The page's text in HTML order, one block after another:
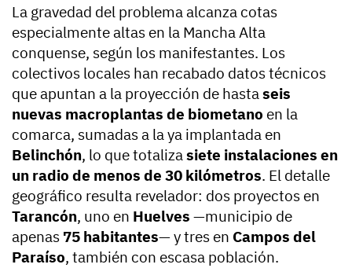
La gravedad del problema alcanza cotas
especialmente altas en la Mancha Alta
conquense, según los manifestantes. Los
colectivos locales han recabado datos técnicos
que apuntan a la proyección de hastaseis
nuevas macroplantas de biometano en la
comarca, sumadas a la ya implantada en
Belinchón, lo que totalizasiete instalaciones en
un radio de menos de 30 kilómetros. El detalle
geográfico resulta revelador: dos proyectos en
Tarancón, uno en Huelves —municipio de
apenas 75 habitantes— y tres en Campos del
Paraíso, también con escasa población.